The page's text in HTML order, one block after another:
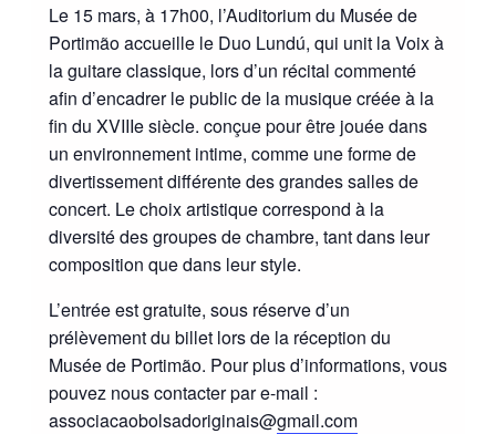
Le 15 mars, à 17h00, l’Auditorium du Musée de
Portimão accueille le Duo Lundú, qui unit la Voix à
la guitare classique, lors d’un récital commenté
afin d’encadrer le public de la musique créée à la
fin du XVIIIe siècle. conçue pour être jouée dans
un environnement intime, comme une forme de
divertissement différente des grandes salles de
concert. Le choix artistique correspond à la
diversité des groupes de chambre, tant dans leur
composition que dans leur style.
L’entrée est gratuite, sous réserve d’un
prélèvement du billet lors de la réception du
Musée de Portimão. Pour plus d’informations, vous
pouvez nous contacter par e-mail :
associacaobolsadoriginais@gmail.com